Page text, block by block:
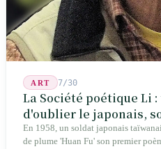
ART 7/30
La Société poétique Li
d'oublier le japonais,
poésie chinoise la
En 1958, un soldat japonais
de plume 'Huan Fu' son premier